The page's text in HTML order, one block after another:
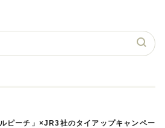
ルピーチ」×JR3社のタイアップキャンペー